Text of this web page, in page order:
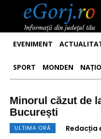
EVENIMENT
SPORT MONDEN
Minorul căzut de
București
ULTIMA ORĂ
Redacția